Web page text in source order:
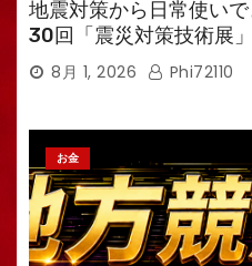
地震対策から日常使い
30回「震災対策技術展
えるTV・高荷智也］
8月 1, 2026 Phi72110
お金